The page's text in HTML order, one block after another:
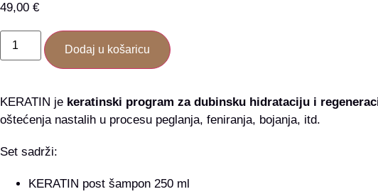
49,00 €
Dodaj u košaricu
KERATIN je keratinski program za dubinsku hidrataciju i
oštećenja nastalih u procesu peglanja, feniranja, bojanja, itd.
Set sadrži:
KERATIN post šampon 250 ml